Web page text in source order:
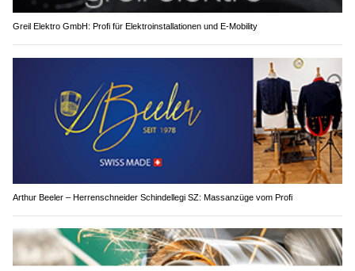
Greil Elektro GmbH: Profi für Elektroinstallationen und E-Mobility
Arthur Beeler – Herrenschneider Schindellegi SZ: Massanzüge vom Profi